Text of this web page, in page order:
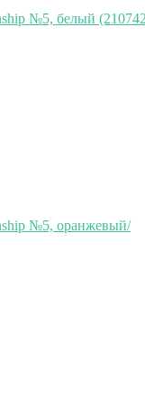
№5, белый
№5, оранжевый/